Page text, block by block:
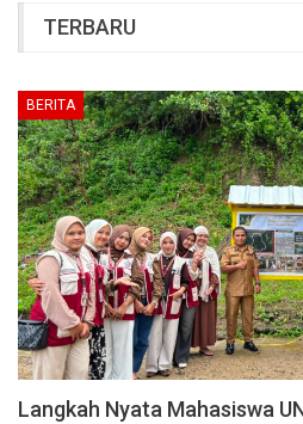
TERBARU
BERITA
Langkah Nyata Mahasiswa